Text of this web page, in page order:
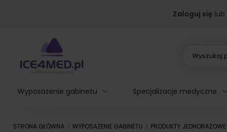
Zaloguj się lub
Wyposażenie gabinetu Specjalizacje medyczne
STRONA GŁÓWNA WYPOSAŻENIE GABINETU PRODUKTY JEDNORAZOWE